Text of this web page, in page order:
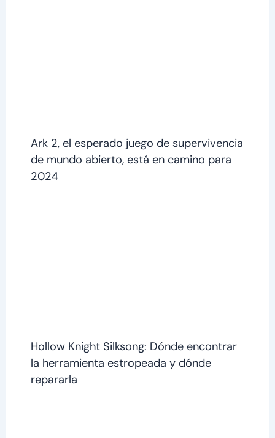
Ark 2, el esperado juego de supervivencia
de mundo abierto, está en camino para
2024
Hollow Knight Silksong: Dónde encontrar
la herramienta estropeada y dónde
repararla